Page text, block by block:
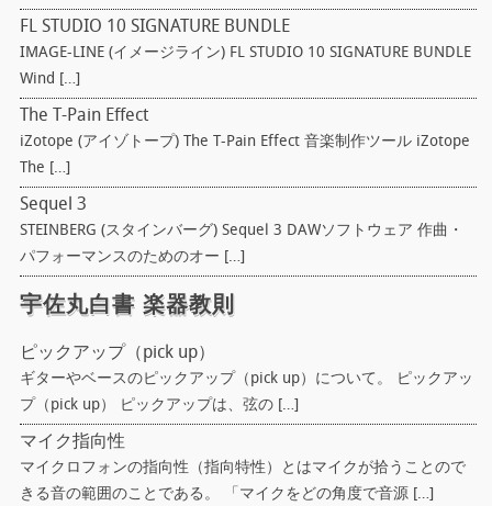
FL STUDIO 10 SIGNATURE BUNDLE
IMAGE-LINE (イメージライン) FL STUDIO 10 SIGNATURE BUNDLE
Wind […]
The T-Pain Effect
iZotope (アイゾトープ) The T-Pain Effect 音楽制作ツール iZotope
The […]
Sequel 3
STEINBERG (スタインバーグ) Sequel 3 DAWソフトウェア 作曲・
パフォーマンスのためのオー […]
宇佐丸白書 楽器教則
ピックアップ（pick up）
ギターやベースのピックアップ（pick up）について。 ピックアッ
プ（pick up） ピックアップは、弦の […]
マイク指向性
マイクロフォンの指向性（指向特性）とはマイクが拾うことので
きる音の範囲のことである。 「マイクをどの角度で音源 […]